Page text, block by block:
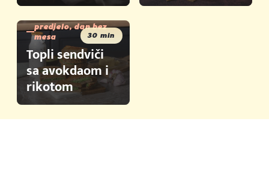
30 min
predjelo, dan bez
mesa
Topli sendviči
sa avokdaom i
rikotom